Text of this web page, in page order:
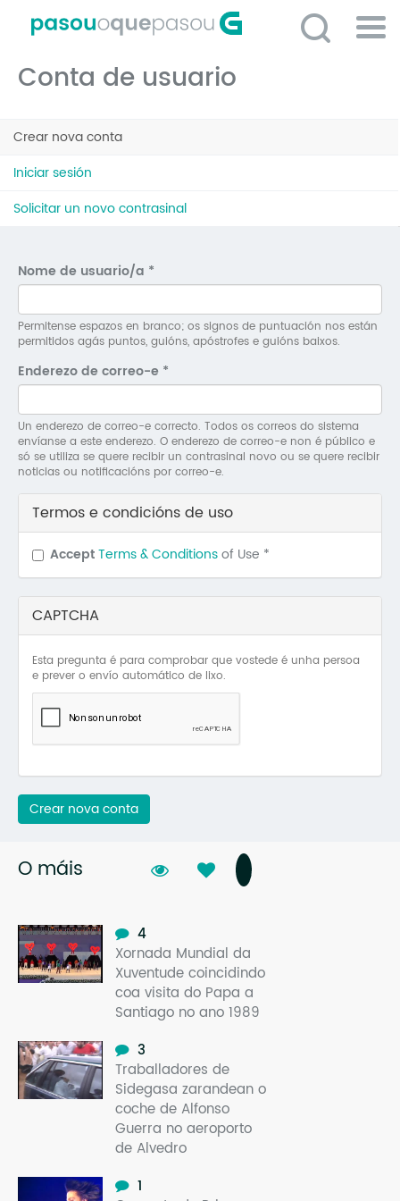
contido
O
O
Conta de usuario
Pestanas
principais
Crear nova conta
Iniciar sesión
Solicitar un novo contrasinal
Nome de usuario/a *
Permitense espazos en branco; os signos de puntuación nos están
permitidos agás puntos, guións, apóstrofes e guións baixos.
Enderezo de correo-e *
Un enderezo de correo-e correcto. Todos os correos do sistema
envíanse a este enderezo. O enderezo de correo-e non é público e
só se utiliza se quere recibir un contrasinal novo ou se quere recibir
noticias ou notificacións por correo-e.
Termos e condicións de uso
AcceptTerms & Conditionsof Use *
CAPTCHA
Esta pregunta é para comprobar que vostede é unha persoa
e prever o envío automático de lixo.
Crear nova conta
O máis
4
Xornada Mundial da
Xuventude coincidindo
coa visita do Papa a
Santiago no ano 1989
3
Traballadores de
Sidegasa zarandean o
coche de Alfonso
Guerra no aeroporto
de Alvedro
1